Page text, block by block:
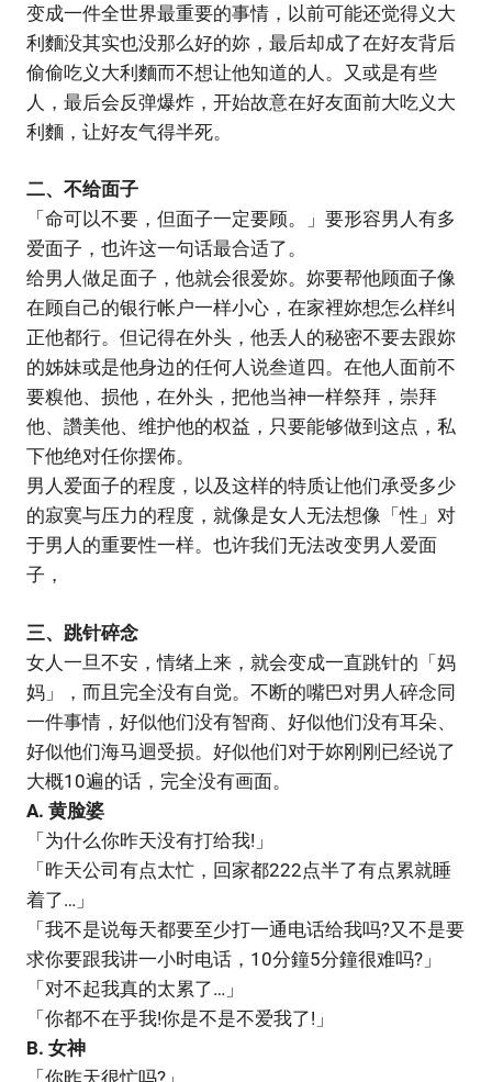
变成一件全世界最重要的事情，以前可能还觉得义大
利麵没其实也没那么好的妳，最后却成了在好友背后
偷偷吃义大利麵而不想让他知道的人。又或是有些
人，最后会反弹爆炸，开始故意在好友面前大吃义大
利麵，让好友气得半死。
二、不给面子
「命可以不要，但面子一定要顾。」要形容男人有多
爱面子，也许这一句话最合适了。
给男人做足面子，他就会很爱妳。妳要帮他顾面子像
在顾自己的银行帐户一样小心，在家裡妳想怎么样纠
正他都行。但记得在外头，他丢人的秘密不要去跟妳
的姊妹或是他身边的任何人说叁道四。在他人面前不
要糗他、损他，在外头，把他当神一样祭拜，崇拜
他、讚美他、维护他的权益，只要能够做到这点，私
下他绝对任你摆佈。
男人爱面子的程度，以及这样的特质让他们承受多少
的寂寞与压力的程度，就像是女人无法想像「性」对
于男人的重要性一样。也许我们无法改变男人爱面
子，
三、跳针碎念
女人一旦不安，情绪上来，就会变成一直跳针的「妈
妈」，而且完全没有自觉。不断的嘴巴对男人碎念同
一件事情，好似他们没有智商、好似他们没有耳朵、
好似他们海马迴受损。好似他们对于妳刚刚已经说了
大概10遍的话，完全没有画面。
A. 黄脸婆
「为什么你昨天没有打给我!」
「昨天公司有点太忙，回家都222点半了有点累就睡
着了…」
「我不是说每天都要至少打一通电话给我吗?又不是要
求你要跟我讲一小时电话，10分鐘5分鐘很难吗?」
「对不起我真的太累了…」
「你都不在乎我!你是不是不爱我了!」
B. 女神
「你昨天很忙吗?」